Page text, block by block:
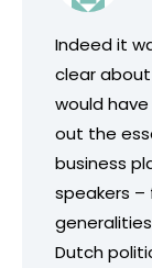
Indeed it
clear about
would
out the
business
speakers
Dutch